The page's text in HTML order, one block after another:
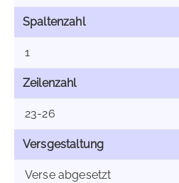
Spaltenzahl
1
Zeilenzahl
23-26
Versgestaltung
Verse abgesetzt